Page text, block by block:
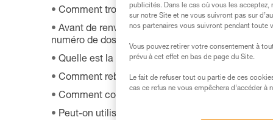
Comment trouver les revendeurs Petzl dans le
Avant de renvoyer un produit défectueux chez
numéro de dossier et une date de retour ?
Quelle est la procédure de garantie Petzl ?
Comment rebuter mon matériel ?
Comment connaître la date de fabrication de
Peut-on utiliser le SHUNT en auto-assurage ?
publicités. Dans le cas où vous les
sur notre Site et ne vous suivront pas sur
nos partenaires vous suivront pendant toute
Vous pouvez retirer votre consentement à
prévu à cet effet en bas de page du Site.
Le fait de refuser tout ou partie de ces
cas ce refus ne vous empêchera d’accéder à